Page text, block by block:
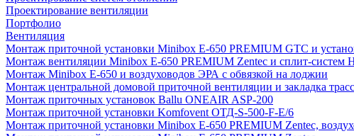
Проектирование вентиляции
Портфолио
Вентиляция
Монтаж приточной установки Minibox E-650 PREMIUM GTC и
Монтаж вентиляции Minibox E-650 PREMIUM Zentec и сплит-систем
Монтаж Minibox E-650 и воздуховодов ЭРА с обвязкой на лоджии
Монтаж центральной домовой приточной вентиляции и закладка
Монтаж приточных установок Ballu ONEAIR ASP-200
Монтаж приточной установки Komfovent ОТД-S-500-F-E/6
Монтаж приточной установки Minibox E-650 PREMIUM Zentec,